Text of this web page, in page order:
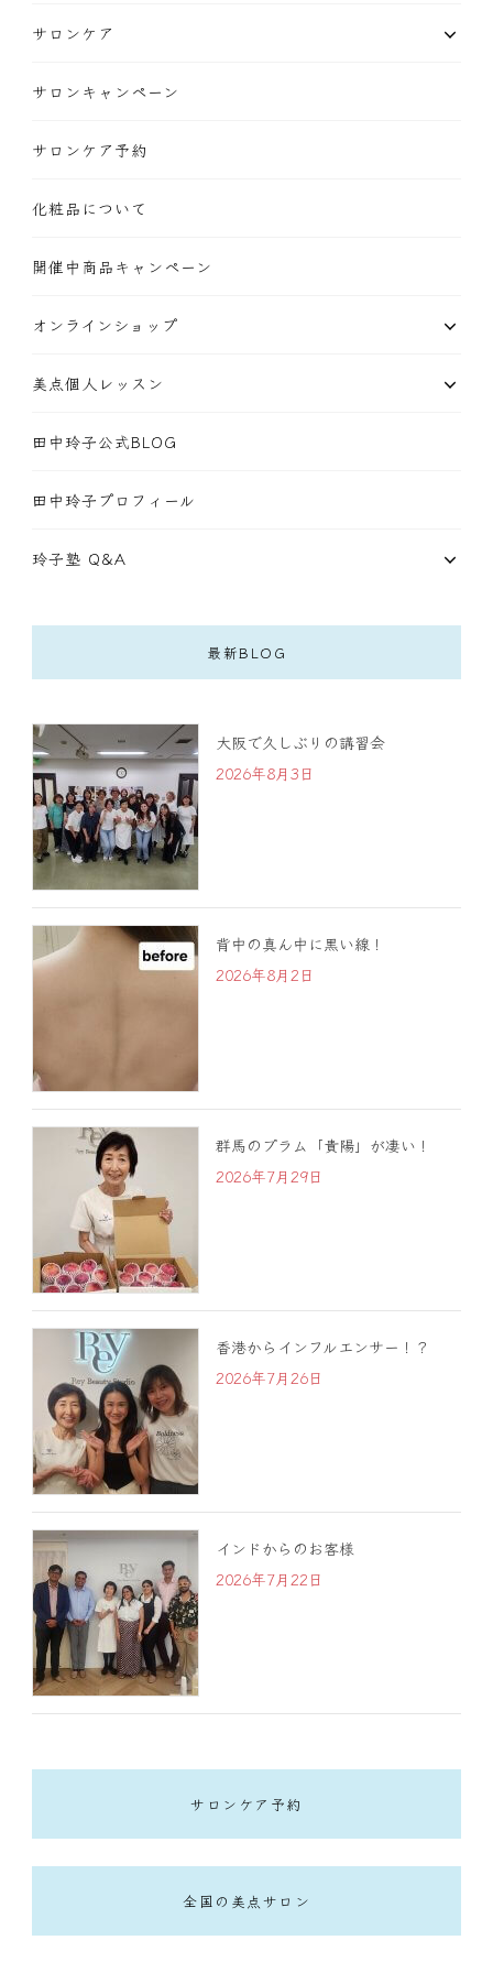
サロンケア
サロンキャンペーン
サロンケア予約
化粧品について
開催中商品キャンペーン
オンラインショップ
美点個人レッスン
田中玲子公式BLOG
田中玲子プロフィール
玲子塾 Q&A
最新BLOG
大阪で久しぶりの講習会
2026年8月3日
背中の真ん中に黒い線！
2026年8月2日
群馬のプラム「貴陽」が凄い！
2026年7月29日
香港からインフルエンサー！？
2026年7月26日
インドからのお客様
2026年7月22日
サロンケア予約
全国の美点サロン